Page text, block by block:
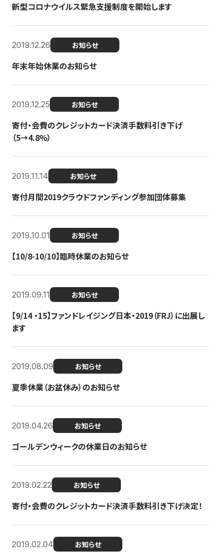
新型コロナウイルス緊急支援制度を開始します
2019.12.26 お知らせ
年末年始休業のお知らせ
2019.12.25 お知らせ
寄付・会費のクレジットカード決済手数料引き下げ
（5→4.8%）
2019.11.14 お知らせ
寄付月間2019クラウドファンディング参加団体募集
2019.10.01 お知らせ
【10/8-10/10】臨時休業のお知らせ
2019.09.11 お知らせ
【9/14 ・15】ファンドレイジング日本・2019（FRJ）に出展し
ます
2019.08.09 お知らせ
夏季休業（お盆休み）のお知らせ
2019.04.26 お知らせ
ゴールデンウィークの休業日のお知らせ
2019.02.22 お知らせ
寄付・会費のクレジットカード決済手数料引き下げ決定！
2019.02.04 お知らせ